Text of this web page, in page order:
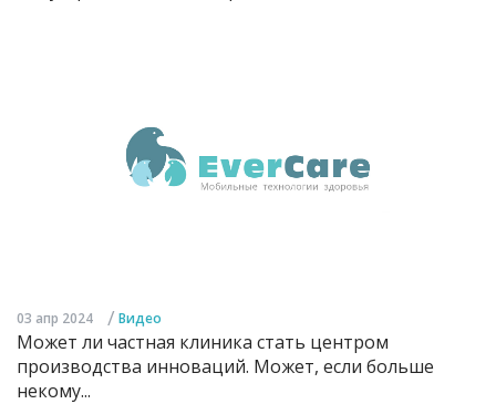
03 апр 2024 / Видео
Может ли частная клиника стать центром
производства инноваций. Может, если больше
некому...